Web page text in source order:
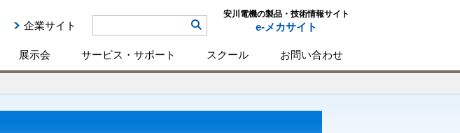
企業サイト
安川電機の製品・技術情報サイト
e-メカサイト
展示会 サービス・サポート スクール お問い合わせ